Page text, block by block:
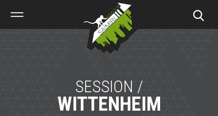
Parkour
SESSION /
WITTENHEIM